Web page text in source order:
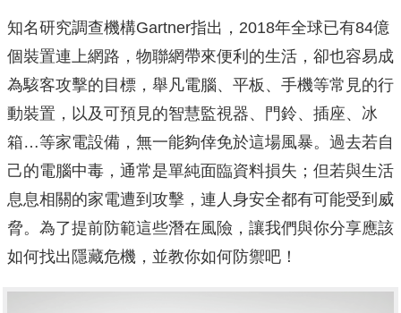
知名研究調查機構Gartner指出，2018年全球已有84億
個裝置連上網路，物聯網帶來便利的生活，卻也容易成
為駭客攻擊的目標，舉凡電腦、平板、手機等常見的行
動裝置，以及可預見的智慧監視器、門鈴、插座、冰
箱…等家電設備，無一能夠倖免於這場風暴。過去若自
己的電腦中毒，通常是單純面臨資料損失；但若與生活
息息相關的家電遭到攻擊，連人身安全都有可能受到威
脅。為了提前防範這些潛在風險，讓我們與你分享應該
如何找出隱藏危機，並教你如何防禦吧！